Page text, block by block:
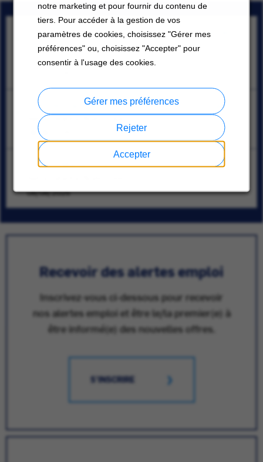
notre marketing et pour fournir du contenu de
tiers. Pour accéder à la gestion de vos
paramètres de cookies, choisissez "Gérer mes
préférences" ou, choisissez "Accepter" pour
consentir à l'usage des cookies.
Accepter
Rejeter
Gérer mes préférences
HVAC Service Engineer- alle regio's van Nederland -
Carrier
Lider de manufactura y mantenimiento (prensas)
Santa Catarina, Nuevo León
08/08/2026
Técnico Mantenimiento
08/08/2026
Recevoir des alertes emploi
Inscrivez-vous ci-dessous pour recevoir
nos alertes emploi et être le/la premier(e) à
être informé(e) des nouvelles offres.
S'INSCRIRE